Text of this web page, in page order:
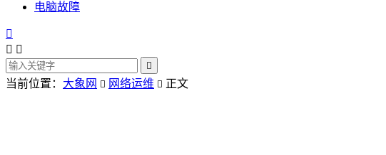
电脑故障

 

当前位置： 大象网  网络运维  正文